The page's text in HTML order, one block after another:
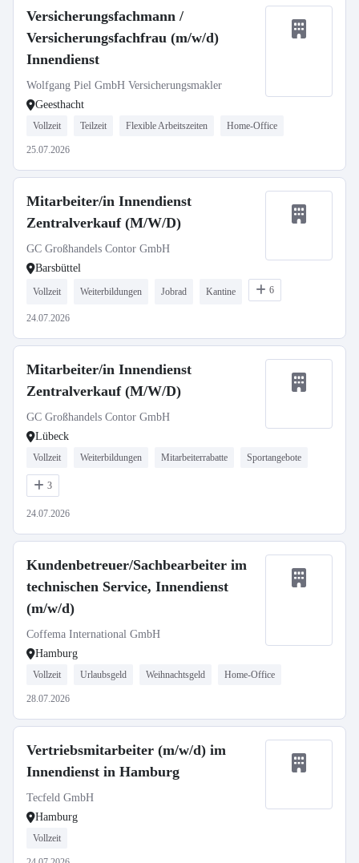
Versicherungsfachmann /
Versicherungsfachfrau (m/w/d)
Innendienst
Wolfgang Piel GmbH Versicherungsmakler
Geesthacht
Vollzeit Teilzeit Flexible Arbeitszeiten Home-Office
25.07.2026
Mitarbeiter/in Innendienst
Zentralverkauf (M/W/D)
GC Großhandels Contor GmbH
Barsbüttel
Vollzeit Weiterbildungen Jobrad Kantine 6
24.07.2026
Mitarbeiter/in Innendienst
Zentralverkauf (M/W/D)
GC Großhandels Contor GmbH
Lübeck
Vollzeit Weiterbildungen Mitarbeiterrabatte Sportangebote
3
24.07.2026
Kundenbetreuer/Sachbearbeiter im
technischen Service, Innendienst
(m/w/d)
Coffema International GmbH
Hamburg
Vollzeit Urlaubsgeld Weihnachtsgeld Home-Office
28.07.2026
Vertriebsmitarbeiter (m/w/d) im
Innendienst in Hamburg
Tecfeld GmbH
Hamburg
Vollzeit